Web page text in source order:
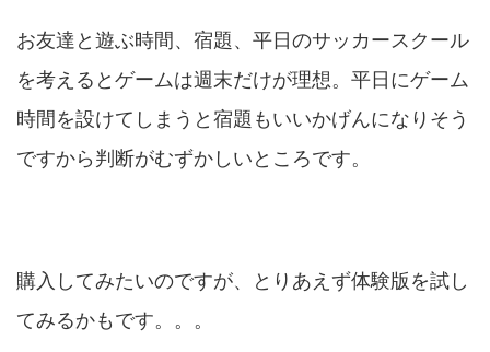
お友達と遊ぶ時間、宿題、平日のサッカースクール
を考えるとゲームは週末だけが理想。平日にゲーム
時間を設けてしまうと宿題もいいかげんになりそう
ですから判断がむずかしいところです。
購入してみたいのですが、とりあえず体験版を試し
てみるかもです。。。